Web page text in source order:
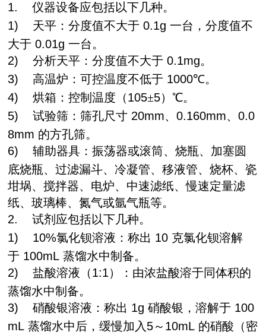
1.
仪器设备应包括以下几种。
1)
天平：分度值不大于 0.1g 一台，分度值不
大于 0.01g 一台。
2)
分析天平：分度值不大于 0.1mg。
3)
高温炉：可控温度不低于 1000℃。
4)
烘箱：控制温度（105±5）℃。
5)
试验筛：筛孔尺寸 20mm、0.160mm、0.0
8mm 的方孔筛。
6)
辅助器具：振荡器或滚筒、烧瓶、加塞圆
底烧瓶、过滤漏斗、冷凝管、移液管、烧杯、瓷
坩埚、搅拌器、电炉、中速滤纸、慢速定量滤
纸、玻璃棒、氮气或氩气瓶等。
2.
试剂应包括以下几种。
1)
10%氯化钡溶液：称出 10 克氯化钡溶解
于 100mL蒸馏水中制备。
2)
盐酸溶液（1:1）：由浓盐酸溶于同体积的
蒸馏水中制备。
3)
硝酸银溶液：称出 1g硝酸银，溶解于 100
mL蒸馏水中后，缓慢加入 5～ 10mL 的硝酸（密